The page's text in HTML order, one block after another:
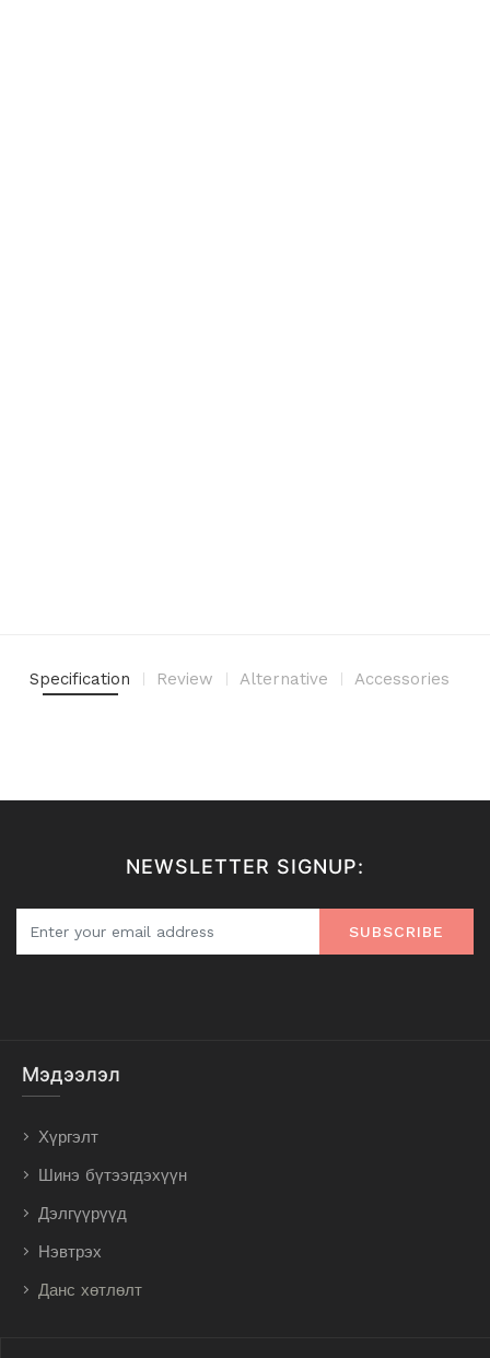
Specification Review Alternative Accessories
NEWSLETTER SIGNUP:
SUBSCRIBE
Мэдээлэл
Хүргэлт
Шинэ бүтээгдэхүүн
Дэлгүүрүүд
Нэвтрэх
Данс хөтлөлт